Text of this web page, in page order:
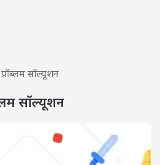
सॉल्यूशन
सॉल्यूशन